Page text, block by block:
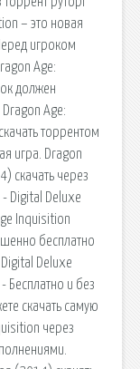
– это новая
игроком
Age:
должен
Dragon Age:
торрентом
игра. Dragon
скачать через
Digital Deluxe
Inquisition
бесплатно
Deluxe
Бесплатно и без
скачать самую
через